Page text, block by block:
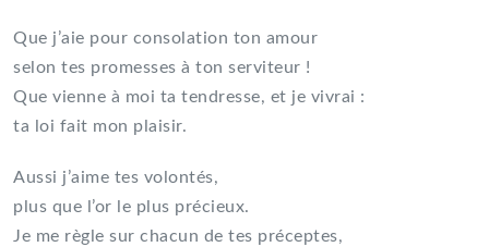
Que j’aie pour consolation ton amour
selon tes promesses à ton serviteur !
Que vienne à moi ta tendresse, et je vivrai :
ta loi fait mon plaisir.
Aussi j’aime tes volontés,
plus que l’or le plus précieux.
Je me règle sur chacun de tes préceptes,